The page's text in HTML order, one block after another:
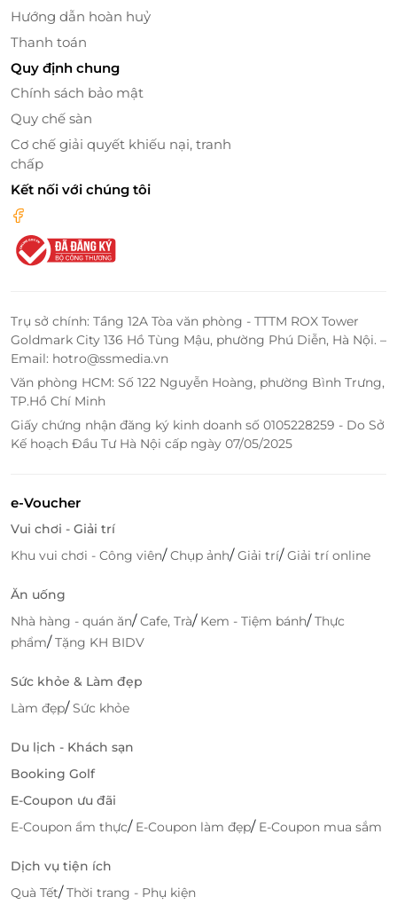
Đôi nét vềHệ thống 48 Bistro
Nguyên liệu được lựa chọn khắt khe, tươi mới từ
những nhà cung cấp uy tín, chất lượng được chế
biến qua bàn tay của đội ngũ đầu bếp tài hoa mang
đến trải nghiệm ẩm thực lôi cuốn tới mọi thực
khách.
Hướng dẫn hoàn huỷ
Thanh toán
Quy định chung
Chính sách bảo mật
Quy chế sàn
Cơ chế giải quyết khiếu nại, tranh
chấp
Kết nối với chúng tôi
Trụ sở chính: Tầng 12A Tòa văn phòng - TTTM ROX Tower
Goldmark City 136 Hồ Tùng Mậu, phường Phú Diễn, Hà Nội. –
Email: hotro@ssmedia.vn
Văn phòng HCM: Số 122 Nguyễn Hoàng, phường Bình Trưng,
TP.Hồ Chí Minh
Giấy chứng nhận đăng ký kinh doanh số 0105228259 - Do Sở
Kế hoạch Đầu Tư Hà Nội cấp ngày 07/05/2025
e-Voucher
Vui chơi - Giải trí
Khu vui chơi - Công viên/Chụp ảnh/Giải trí/Giải trí online
Ăn uống
Nhà hàng - quán ăn/Cafe, Trà/ Kem - Tiệm bánh/Thực
phẩm/Tặng KH BIDV
Sức khỏe & Làm đẹp
Làm đẹp/Sức khỏe
Du lịch - Khách sạn
Booking Golf
E-Coupon ưu đãi
E-Coupon ẩm thực/ E-Coupon làm đẹp/ E-Coupon mua sắm
Dịch vụ tiện ích
Quà Tết/Thời trang - Phụ kiện